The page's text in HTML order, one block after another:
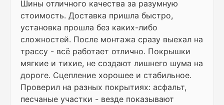
Шины отличного качества за разумную
стоимость. Доставка пришла быстро,
установка прошла без каких-либо
сложностей. После монтажа сразу выехал на
трассу - всё работает отлично. Покрышки
мягкие и тихие, не создают лишнего шума на
дороге. Сцепление хорошее и стабильное.
Проверил на разных покрытиях: асфальт,
песчаные участки - везде показывают